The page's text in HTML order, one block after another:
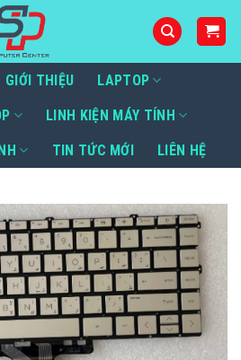
GIỚI THIỆU LAPTOP
LINH KIỆN MÁY TÍNH
TIN TỨC MỚI LIÊN HỆ